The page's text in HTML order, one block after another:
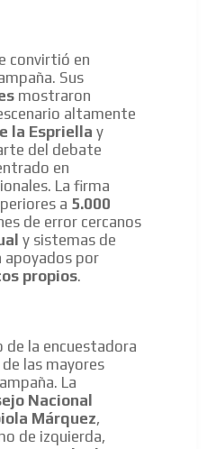
convirtió en
Sus
mostraron
altamente
la Espriella y
del debate
en
La firma
a 5.000
de error cercanos
y sistemas de
apoyados por
propios.
de la encuestadora
las mayores
La
Nacional
Márquez,
de izquierda,